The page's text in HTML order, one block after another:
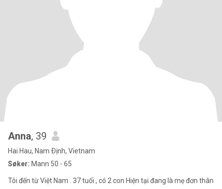
Anna, 39
Hai Hau, Nam Ðịnh, Vietnam
Søker: Mann 50 - 65
Tôi đến từ Việt Nam . 37 tuổi , có 2 con Hiện tại đang là mẹ đơn thân